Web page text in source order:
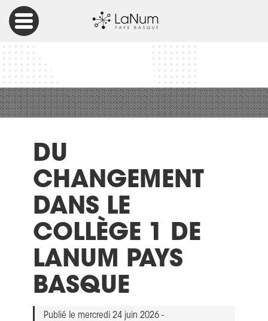
Accueil
Du changement dans le collège 1 de LaNum Pays Basque
DU
CHANGEMENT
DANS LE
COLLÈGE 1 DE
LANUM PAYS
BASQUE
Publié le mercredi 24 juin 2026 -